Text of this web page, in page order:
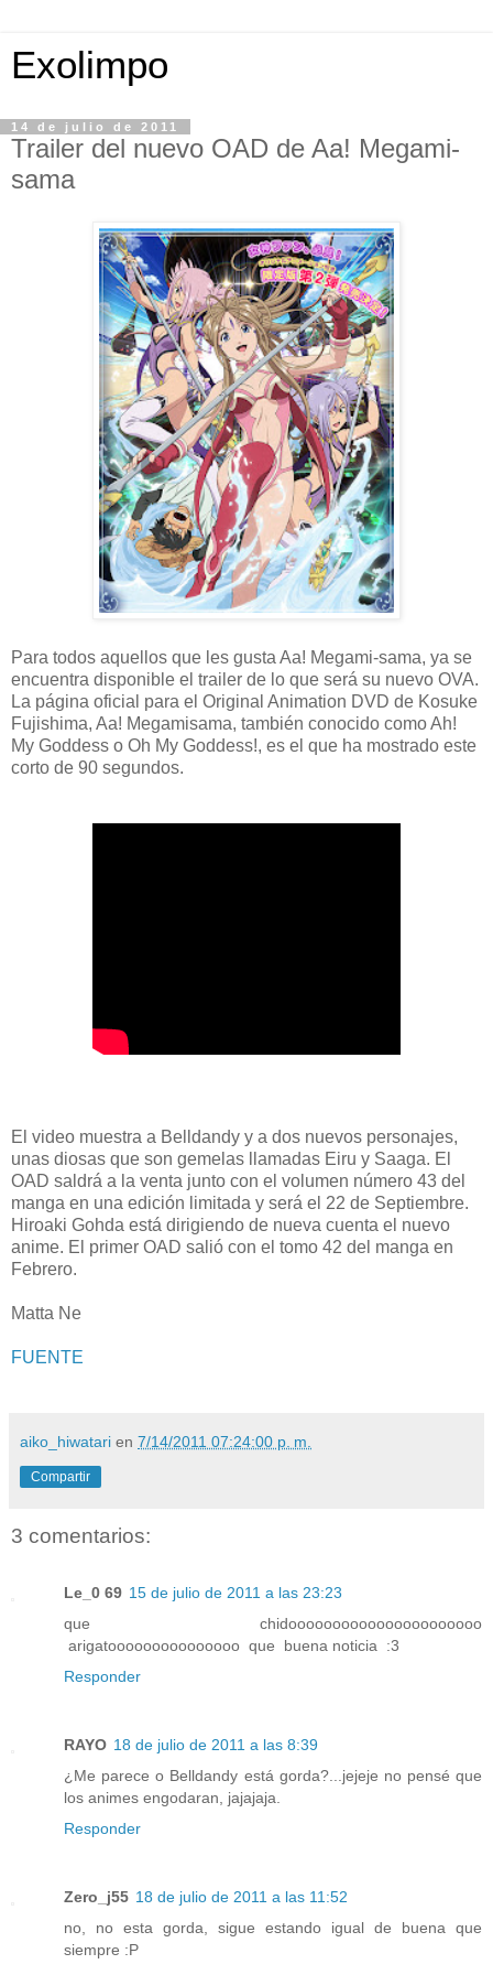
Exolimpo
14 de julio de 2011
Trailer del nuevo OAD de Aa! Megami-
sama
Para todos aquellos que les gusta Aa! Megami-sama, ya se
encuentra disponible el trailer de lo que será su nuevo OVA.
La página oficial para el Original Animation DVD de Kosuke
Fujishima, Aa! Megamisama, también conocido como Ah!
My Goddess o Oh My Goddess!, es el que ha mostrado este
corto de 90 segundos.
El video muestra a Belldandy y a dos nuevos personajes,
unas diosas que son gemelas llamadas Eiru y Saaga. El
OAD saldrá a la venta junto con el volumen número 43 del
manga en una edición limitada y será el 22 de Septiembre.
Hiroaki Gohda está dirigiendo de nueva cuenta el nuevo
anime. El primer OAD salió con el tomo 42 del manga en
Febrero.
Matta Ne
FUENTE
aiko_hiwatari en 7/14/2011 07:24:00 p. m.
Compartir
3 comentarios:
Le_0 69 15 de julio de 2011 a las 23:23
que chidoooooooooooooooooooooo
arigatooooooooooooooo que buena noticia :3
Responder
RAYO 18 de julio de 2011 a las 8:39
¿Me parece o Belldandy está gorda?...jejeje no pensé que
los animes engodaran, jajajaja.
Responder
Zero_j55 18 de julio de 2011 a las 11:52
no, no esta gorda, sigue estando igual de buena que
siempre :P